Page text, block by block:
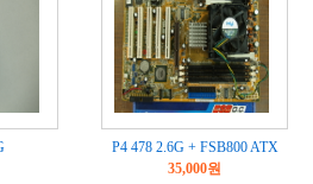
P4 478 2.6G + FSB800 ATX
35,000원